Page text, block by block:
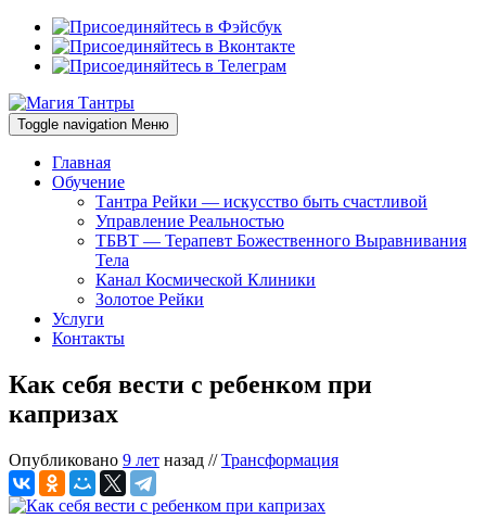
Toggle navigation Меню
Главная
Обучение
Тантра Рейки — искусство быть счастливой
Управление Реальностью
ТБВТ — Терапевт Божественного Выравнивания
Тела
Канал Космической Клиники
Золотое Рейки
Услуги
Контакты
Как себя вести с ребенком при
капризах
Опубликовано 9 лет назад //Трансформация